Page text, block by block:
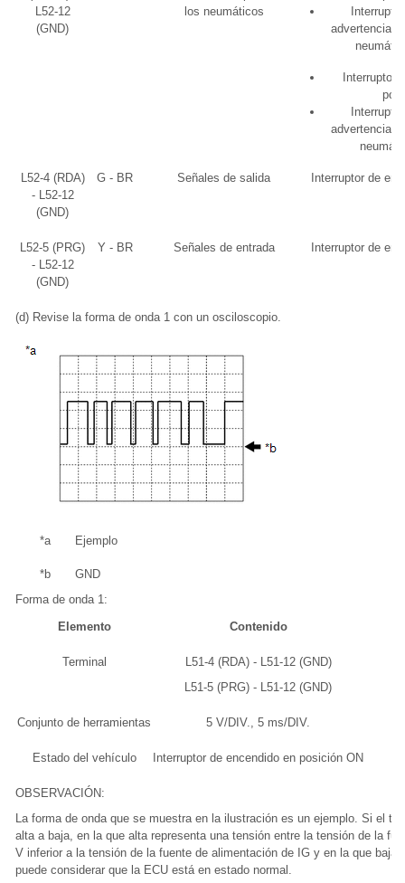
L52-12
(GND)
los neumáticos
advertencia
Interruptor
advertencia
L52-4 (RDA)
- L52-12
(GND)
G - BR Señales de salida
Interruptor de
L52-5 (PRG)
- L52-12
(GND)
Y - BR Señales de entrada
Interruptor de
(d) Revise la forma de onda 1 con un osciloscopio.
*a Ejemplo
*b
GND
Forma de onda 1:
Elemento
Contenido
Terminal
L51-4 (RDA) - L51-12 (GND)
L51-5 (PRG) - L51-12 (GND)
Conjunto de herramientas 5 V/DIV., 5 ms/DIV.
Estado del vehículo Interruptor de encendido en posición ON
OBSERVACIÓN:
La forma de onda que se muestra en la ilustración es un ejemplo. Si el
alta a baja, en la que alta representa una tensión entre la tensión de la
V inferior a la tensión de la fuente de alimentación de IG y en la que baja
puede considerar que la ECU está en estado normal.